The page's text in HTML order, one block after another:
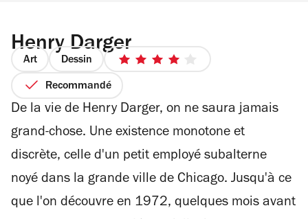
Henry Darger
Art Dessin
4
étoiles
Recommandé
De la vie de Henry Darger, on ne saura jamais
grand-chose. Une existence monotone et
discrète, celle d'un petit employé subalterne
noyé dans la grande ville de Chicago. Jusqu'à ce
que l'on découvre en 1972, quelques mois avant